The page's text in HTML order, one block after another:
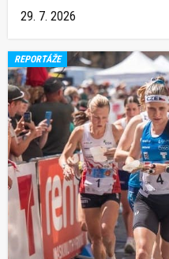
29. 7. 2026
REPORTÁŽE